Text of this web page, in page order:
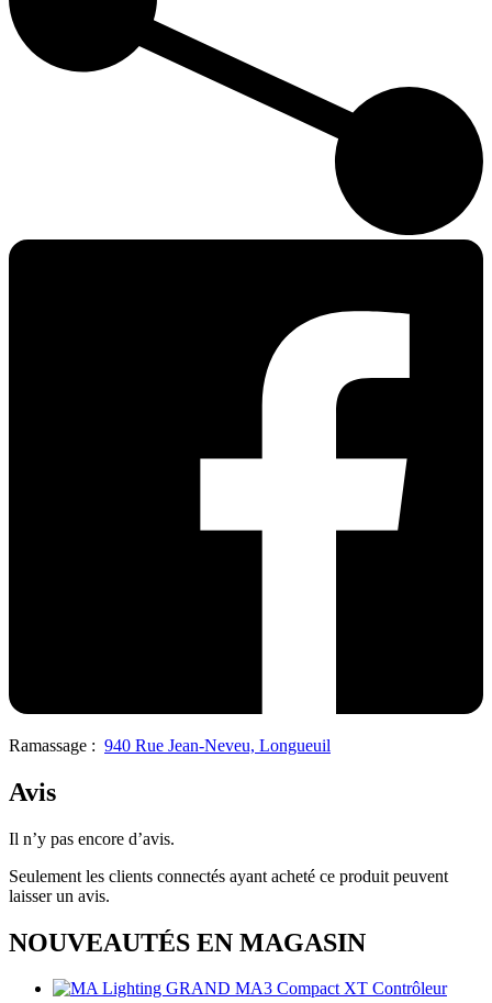
Ramassage : 940 Rue Jean-Neveu, Longueuil
Avis
Il n’y pas encore d’avis.
Seulement les clients connectés ayant acheté ce produit peuvent
laisser un avis.
NOUVEAUTÉS EN MAGASIN